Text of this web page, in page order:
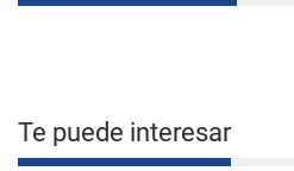
Te puede interesar